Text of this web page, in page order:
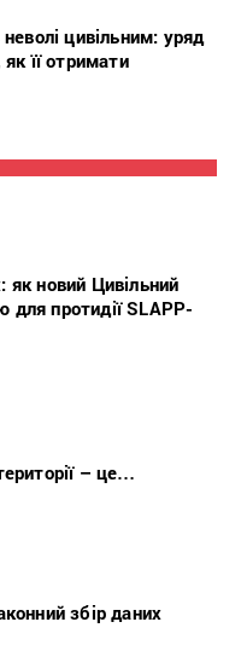
цивільним: уряд
її отримати
новий Цивільний
протидії SLAPP-
– це…
збір даних